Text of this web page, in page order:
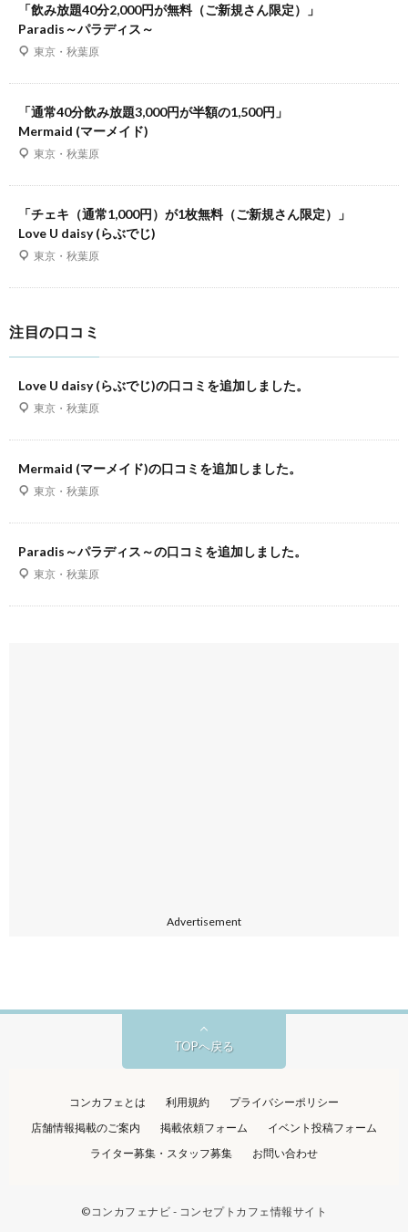
「飲み放題40分2,000円が無料（ご新規さん限定）」
Paradis～パラディス～
東京・秋葉原
「通常40分飲み放題3,000円が半額の1,500円」
Mermaid (マーメイド)
東京・秋葉原
「チェキ（通常1,000円）が1枚無料（ご新規さん限定）」
Love U daisy (らぶでじ)
東京・秋葉原
注目の口コミ
Love U daisy (らぶでじ)の口コミを追加しました。
東京・秋葉原
Mermaid (マーメイド)の口コミを追加しました。
東京・秋葉原
Paradis～パラディス～の口コミを追加しました。
東京・秋葉原
Advertisement
TOPへ戻る
コンカフェとは 利用規約
プライバシーポリシー
店舗情報掲載のご案内
掲載依頼フォーム
イベント投稿フォーム
ライター募集・スタッフ募集
お問い合わせ
© コンカフェナビ - コンセプトカフェ情報サイト